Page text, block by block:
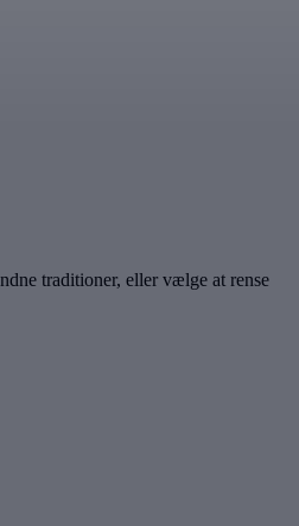
traditioner, eller vælge at rense